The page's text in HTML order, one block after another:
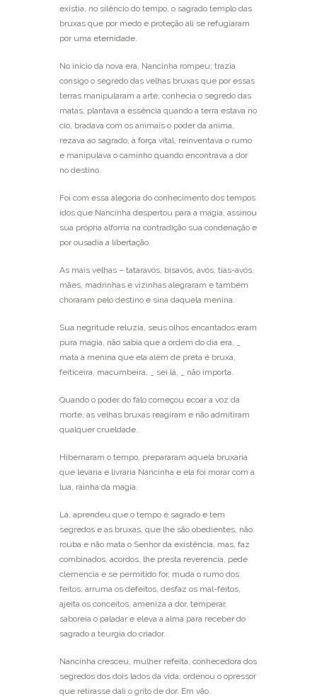
existia, no silêncio do tempo, o sagrado templo das
bruxas que por medo e proteção ali se refugiaram
por uma eternidade.
No início da nova era, Nancinha rompeu; trazia
consigo o segredo das velhas bruxas que por essas
terras manipularam a arte; conhecia o segredo das
matas, plantava a essência quando a terra estava no
cio, bradava com os animais o poder da anima,
rezava ao sagrado, à força vital, reinventava o rumo
e manipulava o caminho quando encontrava a dor
no destino.
Foi com essa alegoria do conhecimento dos tempos
idos que Nancinha despertou para a magia, assinou
sua própria alforria na contradição sua condenação e
por ousadia a libertação.
As mais velhas – tataravós, bisavós, avós, tias-avós,
mães, madrinhas e vizinhas alegraram e também
choraram pelo destino e sina daquela menina.
Sua negritude reluzia, seus olhos encantados eram
pura magia, não sabia que a ordem do dia era, _
mata a menina que ela além de preta é bruxa,
feiticeira, macumbeira, _ sei lá, _ não importa.
Quando o poder do falo começou ecoar a voz da
morte, as velhas bruxas reagiram e não admitiram
qualquer crueldade.
Hibernaram o tempo, prepararam aquela bruxaria
que levaria e livraria Nancinha e ela foi morar com a
lua, rainha da magia.
Lá, aprendeu que o tempo é sagrado e tem
segredos e as bruxas, que lhe são obedientes, não
rouba e não mata o Senhor da existência, mas, faz
combinados, acordos, lhe presta reverencia, pede
clemencia e se permitido for, muda o rumo dos
feitos, arruma os defeitos, desfaz os mal-feitos,
ajeita os conceitos, ameniza a dor, temperar,
saboreia o paladar e eleva a alma para receber do
sagrado a teurgia do criador.
Nancinha cresceu, mulher refeita, conhecedora dos
segredos dos dois lados da vida; ordenou o opressor
que retirasse dali o grito de dor. Em vão.